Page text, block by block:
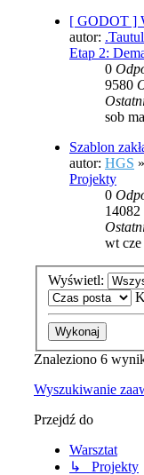
[ GODOT ]
autor:
Etap 2:
0
9580
sob
Szablon
autor: HGS »
Projekty
0
14082
wt
Wyświetl:
Znaleziono 6
Wyszukiwanie
Przejdź do
Warsztat
↳ Projekty